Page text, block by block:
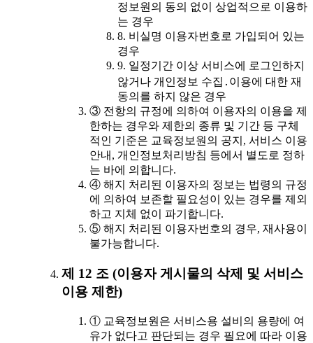
정보원의 동의 없이 상업적으로 이용하
는 경우
8. 비실명 이용자번호로 가입되어 있는
경우
9. 일정기간 이상 서비스에 로그인하지
않거나 개인정보 수집․이용에 대한 재
동의를 하지 않은 경우
③ 전항의 규정에 의하여 이용자의 이용을 제
한하는 경우와 제한의 종류 및 기간 등 구체
적인 기준은 교육정보원의 공지, 서비스 이용
안내, 개인정보처리방침 등에서 별도로 정하
는 바에 의합니다.
④ 해지 처리된 이용자의 정보는 법령의 규정
에 의하여 보존할 필요성이 있는 경우를 제외
하고 지체 없이 파기합니다.
⑤ 해지 처리된 이용자번호의 경우, 재사용이
불가능합니다.
제 12 조 (이용자 게시물의 삭제 및 서비스
이용 제한)
① 교육정보원은 서비스용 설비의 용량에 여
유가 없다고 판단되는 경우 필요에 따라 이용